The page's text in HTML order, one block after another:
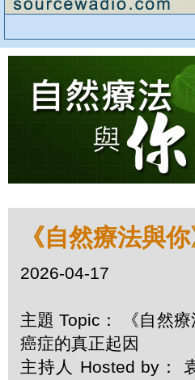
《自然療法與
2026-04-17
主題 Topic： 《自然
癌症的真正起因
主持人 Hosted by：